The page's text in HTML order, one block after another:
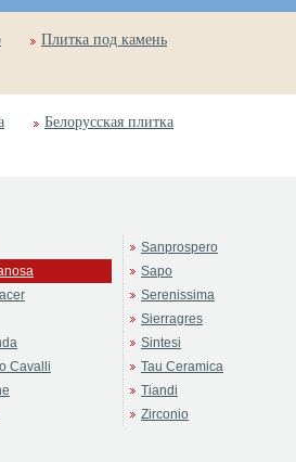
Плитка под камень
Белорусская плитка
Cavalli
Sanprospero
Sapo
Serenissima
Sierragres
Sintesi
Tau Ceramica
Tiandi
Zirconio